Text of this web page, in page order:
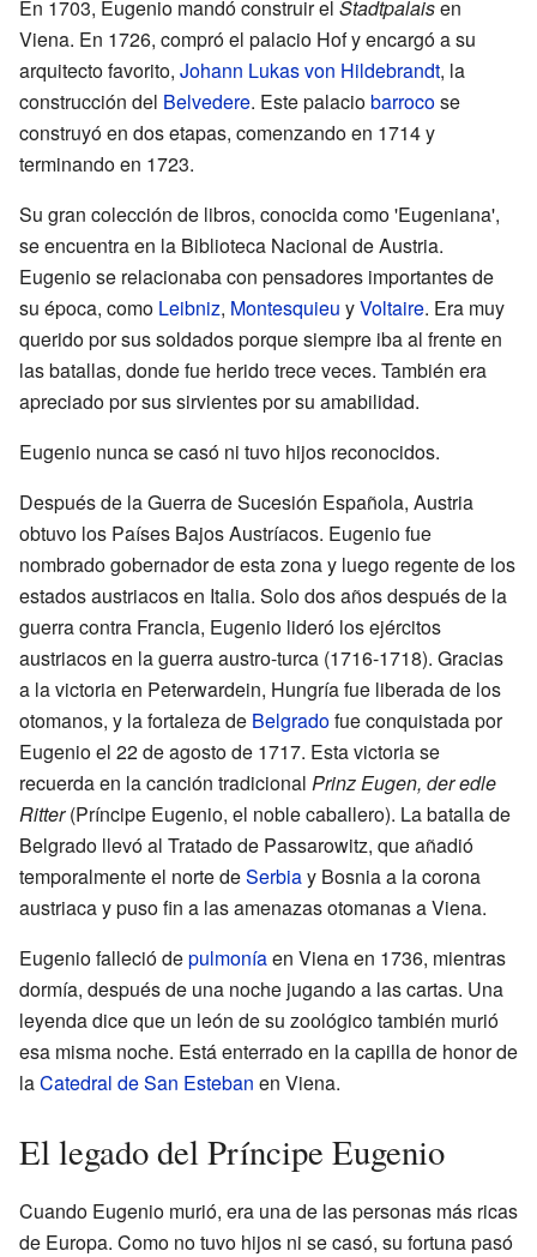
En 1703, Eugenio mandó construir el Stadtpalaisen
Viena. En 1726, compró el palacio Hof y encargó a su
arquitecto favorito, Johann Lukas von Hildebrandt, la
construcción del Belvedere. Este palaciobarrocose
construyó en dos etapas, comenzando en 1714 y
terminando en 1723.
Su gran colección de libros, conocida como 'Eugeniana',
se encuentra en la Biblioteca Nacional de Austria.
Eugenio se relacionaba con pensadores importantes de
su época, como Leibniz, Montesquieu yVoltaire. Era muy
querido por sus soldados porque siempre iba al frente en
las batallas, donde fue herido trece veces. También era
apreciado por sus sirvientes por su amabilidad.
Eugenio nunca se casó ni tuvo hijos reconocidos.
Después de la Guerra de Sucesión Española, Austria
obtuvo los Países Bajos Austríacos. Eugenio fue
nombrado gobernador de esta zona y luego regente de los
estados austriacos en Italia. Solo dos años después de la
guerra contra Francia, Eugenio lideró los ejércitos
austriacos en la guerra austro-turca (1716-1718). Gracias
a la victoria en Peterwardein, Hungría fue liberada de los
otomanos, y la fortaleza de Belgradofue conquistada por
Eugenio el 22 de agosto de 1717. Esta victoria se
recuerda en la canción tradicional Prinz Eugen, der edle
Ritter(Príncipe Eugenio, el noble caballero). La batalla de
Belgrado llevó al Tratado de Passarowitz, que añadió
temporalmente el norte deSerbiay Bosnia a la corona
austriaca y puso fin a las amenazas otomanas a Viena.
Eugenio falleció depulmoníaen Viena en 1736, mientras
dormía, después de una noche jugando a las cartas. Una
leyenda dice que un león de su zoológico también murió
esa misma noche. Está enterrado en la capilla de honor de
laCatedral de San Esteban en Viena.
El legado del Príncipe Eugenio
Cuando Eugenio murió, era una de las personas más ricas
de Europa. Como no tuvo hijos ni se casó, su fortuna pasó